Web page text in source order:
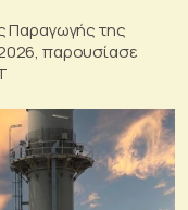
Παραγωγής της
παρουσίασε